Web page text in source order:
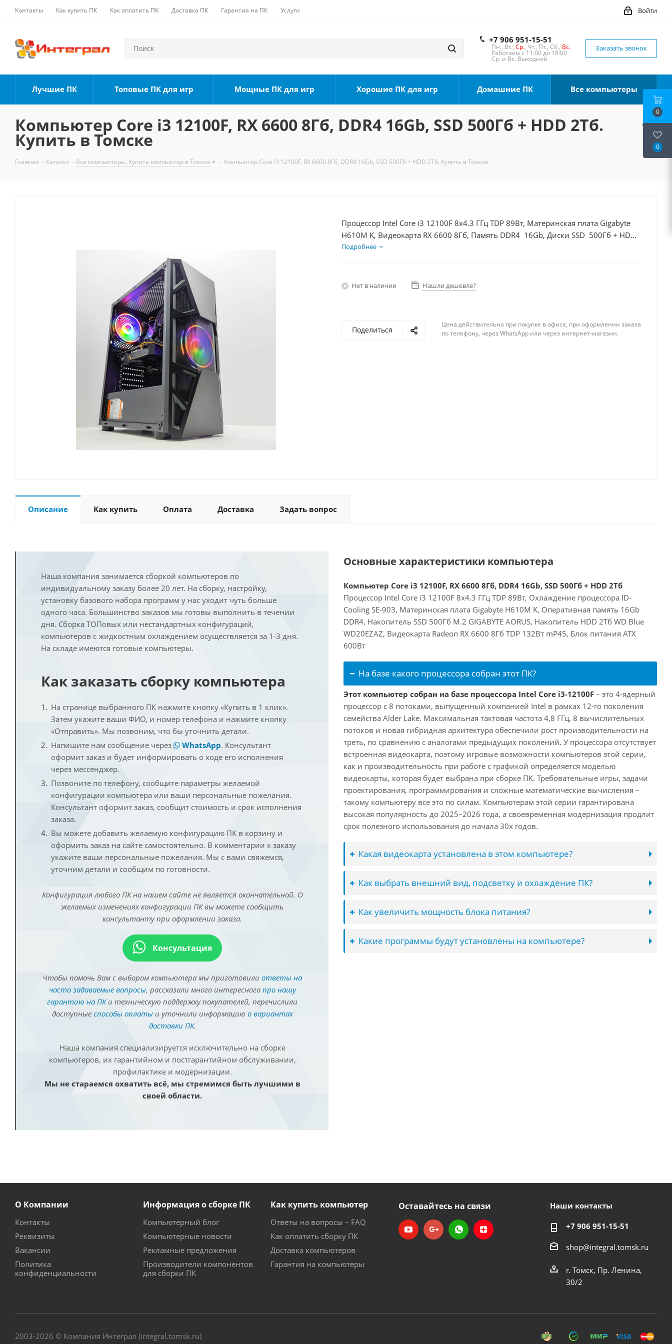
Контакты Как купить ПК Как оплатить ПК Доставка ПК Гарантия на ПК Услуги Войти
+7 906 951-15-51
Пн., Вт., Ср., Чт., Пт., Сб., Вс.
Работаем с 11:00 до 18:00
Ср. и Вс. Выходной
Заказать звонок
Лучшие ПК Топовые ПК для игр Мощные ПК для игр Хорошие ПК для игр Домашние ПК Все компьютеры
Компьютер Core i3 12100F, RX 6600 8Гб, DDR4 16Gb, SSD 500Гб + HDD 2Тб.
Купить в Томске
Главная - Каталог - Все компьютеры. Купить компьютер в Томске - Компьютер Core i3 12100F, RX 6600 8Гб, DDR4 16Gb, SSD 500Гб + HDD 2Тб. Купить в Томске
Процессор Intel Core i3 12100F 8x4.3 ГГц TDP 89Вт, Материнская плата Gigabyte
H610M K, Видеокарта RX 6600 8Гб, Память DDR4 16Gb, Диски SSD 500Гб + HDD
2Тб, БП 600Вт
Подробнее
Нет в наличии Нашли дешевле?
Поделиться
Цена действительна при покупке в офисе, при оформлении заказа
по телефону, через WhatsApp или через интернет-магазин.
Описание Как купить Оплата Доставка Задать вопрос
Наша компания занимается сборкой компьютеров по
индивидуальному заказу более 20 лет. На сборку, настройку,
установку базового набора программ у нас уходит чуть больше
одного часа. Большинство заказов мы готовы выполнить в течении
дня. Сборка ТОПовых или нестандартных конфигураций,
компьютеров с жидкостным охлаждением осуществляется за 1-3 дня.
На складе имеются готовые компьютеры.
Как заказать сборку компьютера
На странице выбранного ПК нажмите кнопку «Купить в 1 клик».
Затем укажите ваши ФИО, и номер телефона и нажмите кнопку
«Отправить». Мы позвоним, что бы уточнить детали.
Напишите нам сообщение через
WhatsApp. Консультант
оформит заказ и будет информировать о ходе его исполнения
через мессенджер.
Позвоните по телефону, сообщите параметры желаемой
конфигурации компьютера или ваши персональные пожелания.
Консультант оформит заказ, сообщит стоимость и срок исполнения
заказа.
Вы можете добавить желаемую конфигурацию ПК в корзину и
оформить заказ на сайте самостоятельно. В комментарии к заказу
укажите ваши персональные пожелания. Мы с вами свяжемся,
уточним детали и сообщим по готовности.
Конфигурация любого ПК на нашем сайте не является окончательной. О
желаемых изменениях конфигурации ПК вы можете сообщить
консультанту при оформлении заказа.
Консультация
Чтобы помочь Вам с выбором компьютера мы приготовили ответы на
часто задаваемые вопросы, рассказали много интересного про нашу
гарантию на ПКи техническую поддержку покупателей, перечислили
доступные способы оплатыи уточнили информацию о вариантах
доставки ПК.
Наша компания специализируется исключительно на сборке
компьютеров, их гарантийном и постгарантийном обслуживании,
профилактике и модернизации.
Мы не стараемся охватить всё, мы стремимся быть лучшими в
своей области.
Основные характеристики компьютера
Компьютер Core i3 12100F, RX 6600 8Гб, DDR4 16Gb, SSD 500Гб + HDD 2Тб
Процессор Intel Core i3 12100F 8x4.3 ГГц TDP 89Вт, Охлаждение процессора ID-
Cooling SE-903, Материнская плата Gigabyte H610M K, Оперативная память 16Gb
DDR4, Накопитель SSD 500Гб M.2 GIGABYTE AORUS, Накопитель HDD 2Тб WD Blue
WD20EZAZ, Видеокарта Radeon RX 6600 8Гб TDP 132Вт mP45, Блок питания ATX
600Вт
На базе какого процессора собран этот ПК?
Этот компьютер собран на базе процессора Intel Core i3-12100F – это 4-ядерный
процессор с 8 потоками, выпущенный компанией Intel в рамках 12-го поколения
семейства Alder Lake. Максимальная тактовая частота 4,8 ГГц, 8 вычислительных
потоков и новая гибридная архитектура обеспечили рост производительности на
треть, по сравнению с аналогами предыдущих поколений. У процессора отсутствует
встроенная видеокарта, поэтому игровые возможности компьютеров этой серии,
как и производительность при работе с графикой определяется моделью
видеокарты, которая будет выбрана при сборке ПК. Требовательные игры, задачи
проектирования, программирования и сложные математические вычисления –
такому компьютеру все это по силам. Компьютерам этой серии гарантирована
высокая популярность до 2025–2026 года, а своевременная модернизация продлит
срок полезного использования до начала 30х годов.
Какая видеокарта установлена в этом компьютере?
Как выбрать внешний вид, подсветку и охлаждение ПК?
Как увеличить мощность блока питания?
Какие программы будут установлены на компьютере?
О Компании
Контакты
Реквизиты
Вакансии
Политика
конфиденциальности
Информация о сборке ПК
Компьютерный блог
Компьютерные новости
Рекламные предложения
Производители компонентов
для сборки ПК
Как купить компьютер
Ответы на вопросы – FAQ
Как оплатить сборку ПК
Доставка компьютеров
Гарантия на компьютеры
Оставайтесь на связи Наши контакты
+7 906 951-15-51
shop@integral.tomsk.ru
г. Томск, Пр. Ленина,
30/2
2003-2026 © Компания Интеграл (integral.tomsk.ru)
0
0